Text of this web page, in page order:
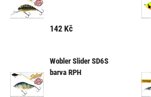
142Kč
Wobler Slider SD6S
barva RPH